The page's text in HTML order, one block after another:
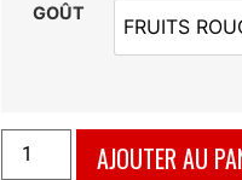
GOÛT
FRUITS
AJOUTER AU